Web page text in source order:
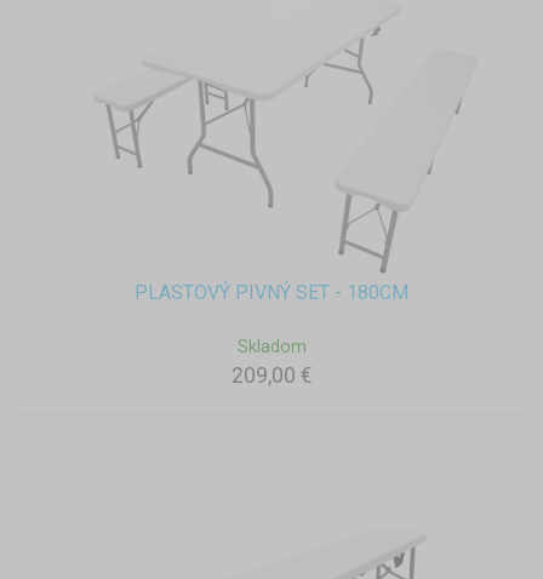
PLASTOVÝ PIVNÝ SET - 180CM
Skladom
209,00 €